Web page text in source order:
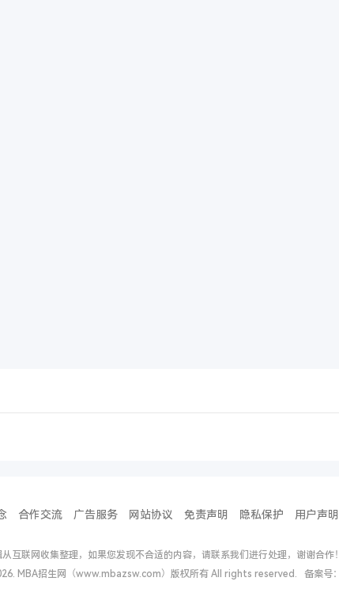
合作交流 广告服务 网站协议 免责声明 隐私保护 用户声明
互联网收集整理，如果您发现不合适的内容，请联系我们进行处理，谢谢合作！
MBA招生网（www.mbazsw.com）版权所有 All rights reserved. 备案号：